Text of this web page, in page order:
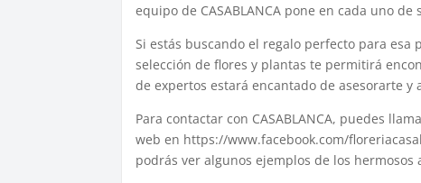
equipo de CASABLANCA pone en cada uno de
Si estás buscando el regalo perfecto para esa
selección de flores y plantas te permitirá
de expertos estará encantado de asesorarte
Para contactar con CASABLANCA, puedes
web en https://www.facebook.com/
podrás ver algunos ejemplos de los